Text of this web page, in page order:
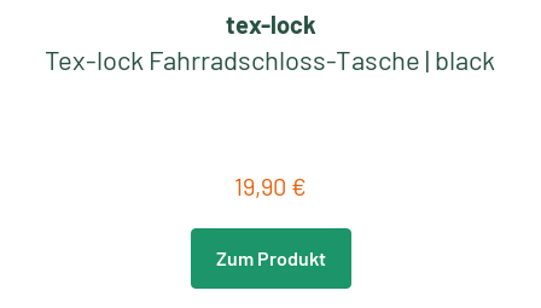
tex-lock
Tex-lock Fahrradschloss-Tasche | black
Regulärer Preis:
19,90 €
Zum Produkt